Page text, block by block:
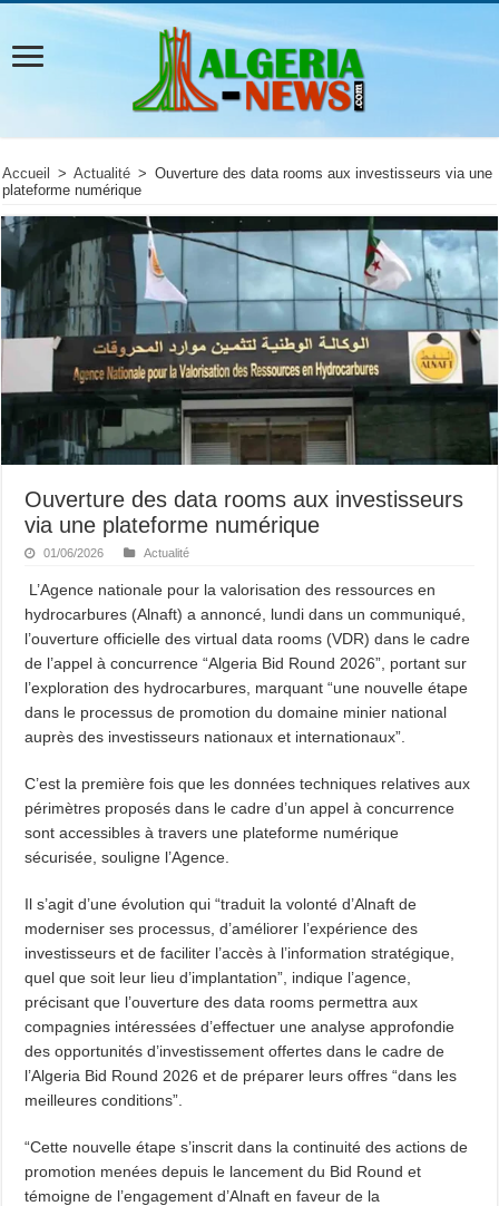
Accueil > Actualité > Ouverture des data rooms aux investisseurs via une
plateforme numérique
Ouverture des data rooms aux investisseurs
via une plateforme numérique
01/06/2026 Actualité
L’Agence nationale pour la valorisation des ressources en
hydrocarbures (Alnaft) a annoncé, lundi dans un communiqué,
l’ouverture officielle des virtual data rooms (VDR) dans le cadre
de l’appel à concurrence “Algeria Bid Round 2026”, portant sur
l’exploration des hydrocarbures, marquant “une nouvelle étape
dans le processus de promotion du domaine minier national
auprès des investisseurs nationaux et internationaux”.
C’est la première fois que les données techniques relatives aux
périmètres proposés dans le cadre d’un appel à concurrence
sont accessibles à travers une plateforme numérique
sécurisée, souligne l’Agence.
Il s’agit d’une évolution qui “traduit la volonté d’Alnaft de
moderniser ses processus, d’améliorer l’expérience des
investisseurs et de faciliter l’accès à l’information stratégique,
quel que soit leur lieu d’implantation”, indique l’agence,
précisant que l’ouverture des data rooms permettra aux
compagnies intéressées d’effectuer une analyse approfondie
des opportunités d’investissement offertes dans le cadre de
l’Algeria Bid Round 2026 et de préparer leurs offres “dans les
meilleures conditions”.
“Cette nouvelle étape s’inscrit dans la continuité des actions de
promotion menées depuis le lancement du Bid Round et
témoigne de l’engagement d’Alnaft en faveur de la